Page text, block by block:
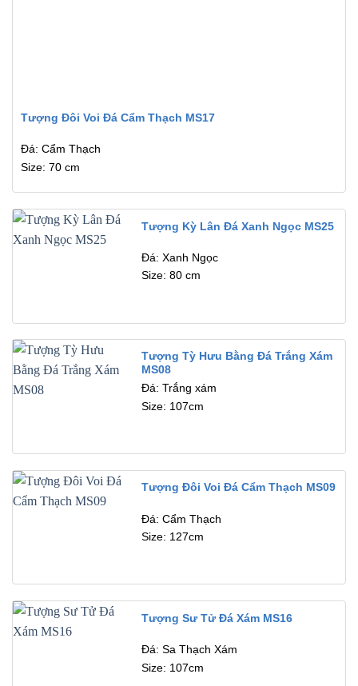
Tượng Đôi Voi Đá Cẩm Thạch MS17
Đá: Cẩm Thạch
Size: 70 cm
Tượng Kỳ Lân Đá Xanh Ngọc MS25
Đá: Xanh Ngọc
Size: 80 cm
Tượng Tỳ Hưu Bằng Đá Trắng Xám
MS08
Đá: Trắng xám
Size: 107cm
Tượng Đôi Voi Đá Cẩm Thạch MS09
Đá: Cẩm Thạch
Size: 127cm
Tượng Sư Tử Đá Xám MS16
Đá: Sa Thạch Xám
Size: 107cm